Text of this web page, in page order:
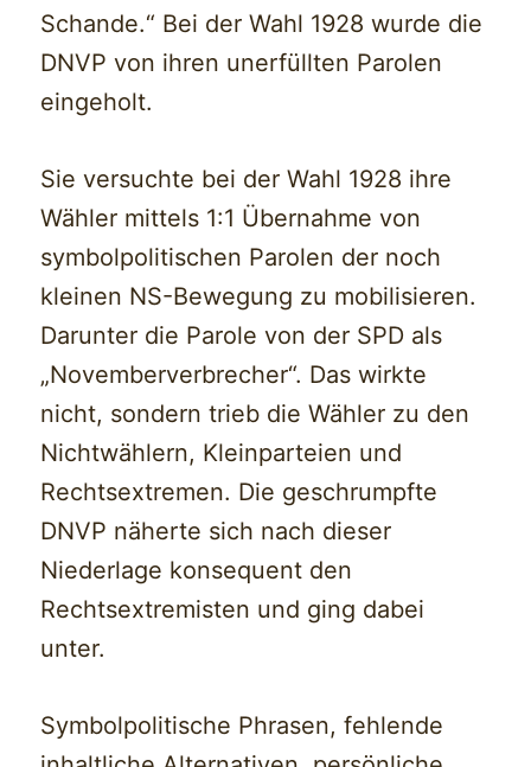
Schande.“ Bei der Wahl 1928 wurde die
DNVP von ihren unerfüllten Parolen
eingeholt.
Sie versuchte bei der Wahl 1928 ihre
Wähler mittels 1:1 Übernahme von
symbolpolitischen Parolen der noch
kleinen NS-Bewegung zu mobilisieren.
Darunter die Parole von der SPD als
„Novemberverbrecher“. Das wirkte
nicht, sondern trieb die Wähler zu den
Nichtwählern, Kleinparteien und
Rechtsextremen. Die geschrumpfte
DNVP näherte sich nach dieser
Niederlage konsequent den
Rechtsextremisten und ging dabei
unter.
Symbolpolitische Phrasen, fehlende